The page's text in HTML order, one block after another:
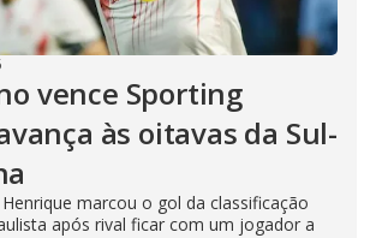
vence Sporting
às oitavas da Sul-
marcou o gol da classificação
após rival ficar com um jogador a